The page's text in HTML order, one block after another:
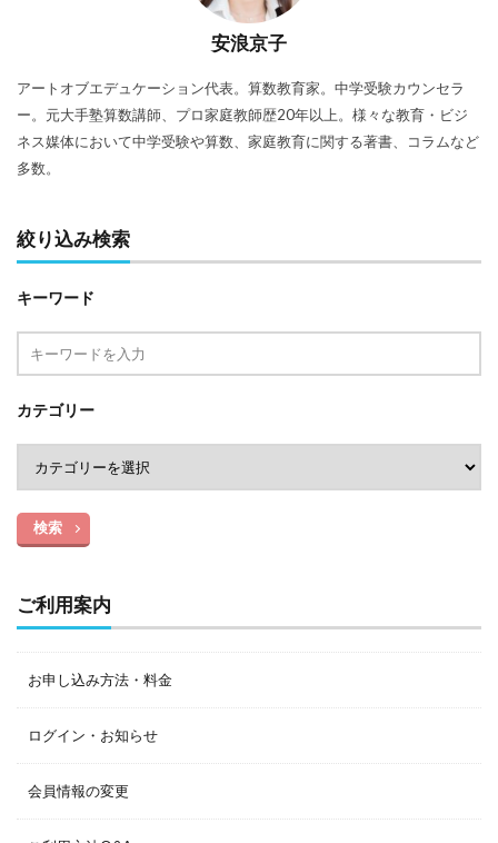
安浪京子
アートオブエデュケーション代表。算数教育家。中学受験カウンセラ
ー。元大手塾算数講師、プロ家庭教師歴20年以上。様々な教育・ビジ
ネス媒体において中学受験や算数、家庭教育に関する著書、コラムなど
多数。
絞り込み検索
キーワード
カテゴリー
検索
ご利用案内
お申し込み方法・料金
ログイン・お知らせ
会員情報の変更